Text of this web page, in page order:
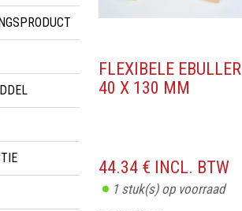
FLEXIBELE EBULLER
40 X 130 MM
44.34 € INCL. BTW
1stuk(s) op voorraad